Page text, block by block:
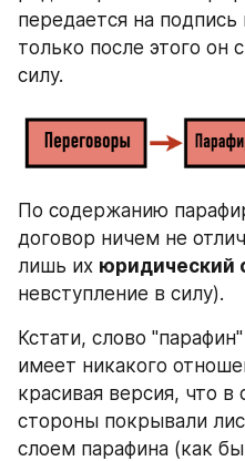
передается на подпись
только после этого он
силу.
По содержанию
договор ничем не
лишь их юридический
невступление в силу).
Кстати, слово
имеет никакого
красивая версия, что
стороны покрывали
слоем парафина (как